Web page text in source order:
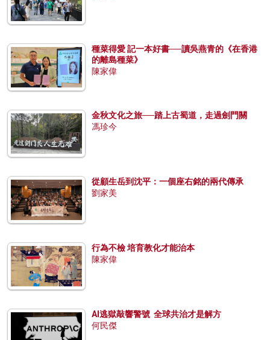
種菜得愛 記一本好書──讀吳燕青的《在香港
的離島種菜》
陳家偉
金秋文化之旅──踏上古蜀道，走過劍門關
馮珍今
從顧生岳到沈平：一個座右銘的兩代傳承
劉家美
行為不檢 培育教化才能治本
陳家偉
AI逃獄敲響警號 全球共治才是解方
何民傑